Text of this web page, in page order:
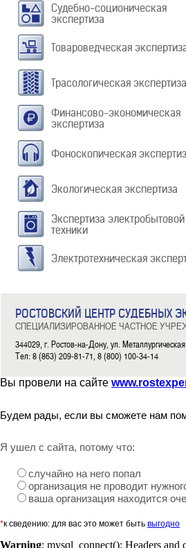
Судебно-соционическая
экспертиза
Товароведческая
Трасологическая экспертиза
Финансово-экономическая
экспертиза
Фоноскопическая
Экологическая экспертиза
Экспертиза электробытовой
техники
Электротехническая
РОСТОВСКИЙ ЦЕНТР СУДЕБНЫХ
СПЕЦИАЛИЗИРОВАННОЕ ЧАСТНОЕ
344029, г. Ростов-на-Дону, ул.
Тел: 8 (863) 209-81-71, 8 (800) 100-34-14
Вы провели на сайте
Будем рады, если вы сможете нам
Я ушел с сайта, потому что:
случайно на него попал
организация не проводит
ваша организация находится
*к сведению: для вас это может быть выгодно
Warning: mysql_connect(): Headers